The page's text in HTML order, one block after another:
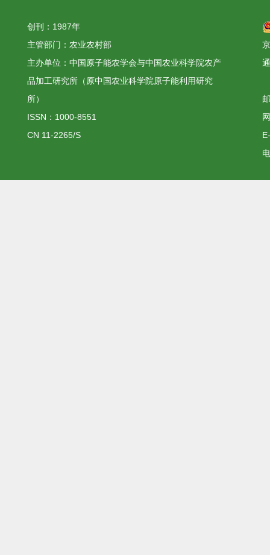
创刊：1987年
主管部门：农业农村部
主办单位：中国原子能农学会与中国农业科学院农产
品加工研究所（原中国农业科学院原子能利用研究
所）
ISSN：1000-8551
CN 11-2265/S